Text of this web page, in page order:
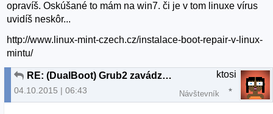
opravíš. Oskúšané to mám na win7. či je v tom linuxe vírus
uvidíš neskôr...
http://www.linux-mint-czech.cz/instalace-boot-repair-v-linux-
mintu/
RE: (DualBoot) Grub2 zavádzač sa nezobrazuje pri spustení PC
04.10.2015 | 06:43
ktosi
Návštevník